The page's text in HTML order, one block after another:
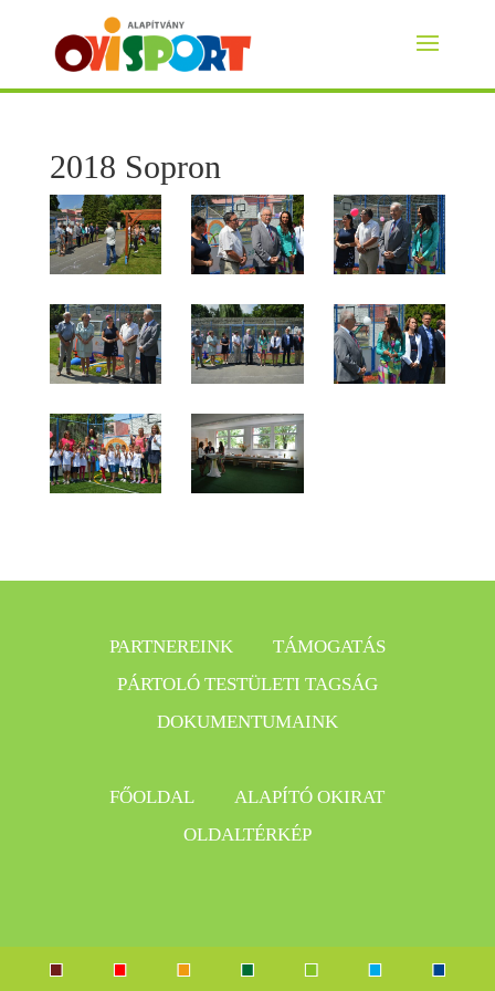
2018 Sopron
PARTNEREINK
TÁMOGATÁS
PÁRTOLÓ TESTÜLETI TAGSÁG
DOKUMENTUMAINK
FŐOLDAL
ALAPÍTÓ OKIRAT
OLDALTÉRKÉP